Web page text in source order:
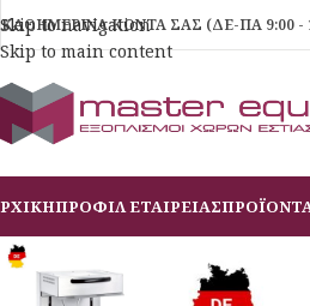
Skip to navigation
Skip to main content
ΚΑΘΗΜΕΡΙΝΑ ΚΟΝΤΑ ΣΑΣ (ΔΕ-ΠΑ 9:00 -
ΠΡΟΦΙΛ ΕΤΑΙΡΕΙΑΣ